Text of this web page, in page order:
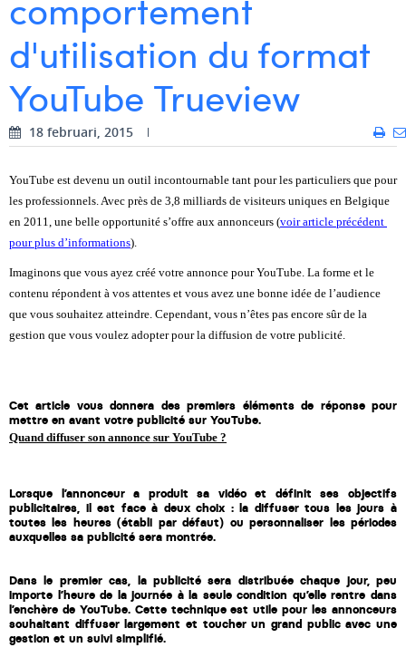
Dhan Claes
Diane Tremouroux
Edouard Polet
Elio Civalleri
Eliott Pousset
Floriane Defacqz
Glenn Vanderlinden
Hanne Van Loock
Janne Beke
Laura Rooseleer
Lena Pignoloni
Leonard Dierickx
Linda Kraim
Lisa Protin
Lore Fierens
Digital Business Intern
d'utilisation du format
YouTube Trueview
18 februari, 2015
YouTube est devenu un outil incontournable tant pour les particuliers que pour
les professionnels. Avec près de 3,8 milliards de visiteurs uniques en Belgique
en 2011, une belle opportunité s’offre aux annonceurs (voir article précédent
pour plus d’informations).
Imaginons que vous ayez créé votre annonce pour YouTube. La forme et le
contenu répondent à vos attentes et vous avez une bonne idée de l’audience
que vous souhaitez atteindre. Cependant, vous n’êtes pas encore sûr de la
gestion que vous voulez adopter pour la diffusion de votre publicité.
Cet article vous donnera des premiers éléments de réponse pour
mettre en avant votre publicité sur YouTube.
Quand diffuser son annonce sur YouTube ?
Lorsque l’annonceur a produit sa vidéo et définit ses objectifs
publicitaires, il est face à deux choix : la diffuser tous les jours à
toutes les heures (établi par défaut) ou personnaliser les périodes
auxquelles sa publicité sera montrée.
Dans le premier cas, la publicité sera distribuée chaque jour, peu
importe l’heure de la journée à la seule condition qu’elle rentre dans
l’enchère de YouTube. Cette technique est utile pour les annonceurs
souhaitant diffuser largement et toucher un grand public avec une
gestion et un suivi simplifié.